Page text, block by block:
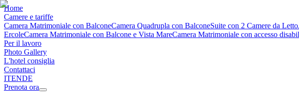
Home
Camere e tariffe
Camera Matrimoniale con BalconeCamera Quadrupla con BalconeSuite con 2 Camere da Letto
ErcoleCamera Matrimoniale con Balcone e Vista MareCamera Matrimoniale con accesso
Per il lavoro
Photo Gallery
L'hotel consiglia
Contattaci
ITENDE
Prenota ora